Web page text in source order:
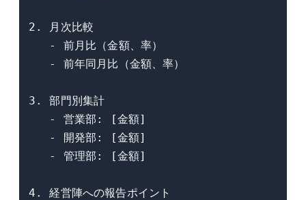
2. 月次比較
   - 前月比（金額、率）
   - 前年同月比（金額、率）
3. 部門別集計
   - 営業部: [金額]
   - 開発部: [金額]
   - 管理部: [金額]
4. 経営陣への報告ポイント